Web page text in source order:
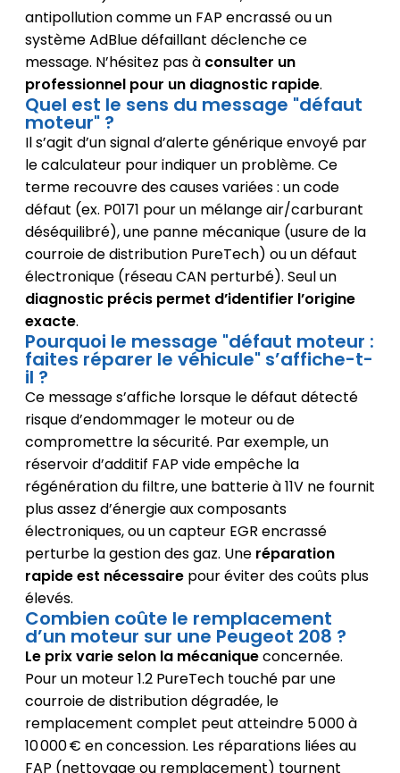
antipollution comme un FAP encrassé ou un
système AdBlue défaillant déclenche ce
message. N’hésitez pas à consulter un
professionnel pour un diagnostic rapide.
Quel est le sens du message "défaut
moteur" ?
Il s’agit d’un signal d’alerte générique envoyé par
le calculateur pour indiquer un problème. Ce
terme recouvre des causes variées : un code
défaut (ex. P0171 pour un mélange air/carburant
déséquilibré), une panne mécanique (usure de la
courroie de distribution PureTech) ou un défaut
électronique (réseau CAN perturbé). Seul un
diagnostic précis permet d’identifier l’origine
exacte.
Pourquoi le message "défaut moteur :
faites réparer le véhicule" s’affiche-t-
il ?
Ce message s’affiche lorsque le défaut détecté
risque d’endommager le moteur ou de
compromettre la sécurité. Par exemple, un
réservoir d’additif FAP vide empêche la
régénération du filtre, une batterie à 11V ne fournit
plus assez d’énergie aux composants
électroniques, ou un capteur EGR encrassé
perturbe la gestion des gaz. Une réparation
rapide est nécessairepour éviter des coûts plus
élevés.
Combien coûte le remplacement
d’un moteur sur une Peugeot 208 ?
Le prix varie selon la mécaniqueconcernée.
Pour un moteur 1.2 PureTech touché par une
courroie de distribution dégradée, le
remplacement complet peut atteindre 5 000 à
10 000 € en concession. Les réparations liées au
FAP (nettoyage ou remplacement) tournent